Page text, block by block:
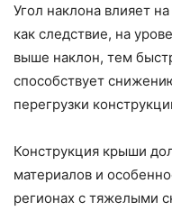
Угол наклона влияет
как следствие, на
выше наклон, тем
способствует
перегрузки
Конструкция крыши
материалов и
регионах с тяжелыми